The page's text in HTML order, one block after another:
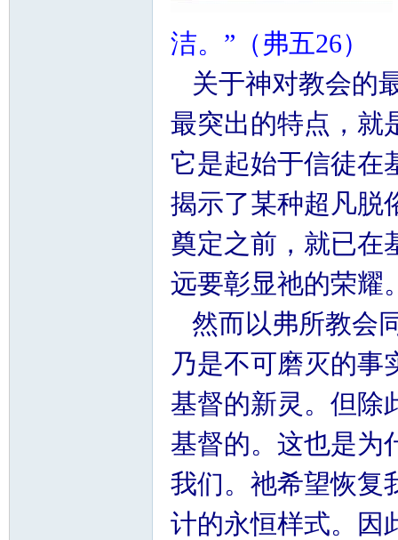
洁。”（弗五26）
关于神对教会的
最突出的特点，就
它是起始于信徒在
揭示了某种超凡脱
奠定之前，就已在
远要彰显祂的荣耀
然而以弗所教会
乃是不可磨灭的事
基督的新灵。但除
基督的。这也是为
我们。祂希望恢复
计的永恒样式。因